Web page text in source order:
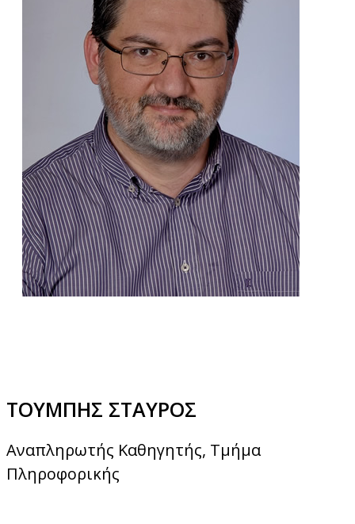
ΤΟΥΜΠΗΣ ΣΤΑΥΡΟΣ
Αναπληρωτής Καθηγητής, Τμήμα
Πληροφορικής